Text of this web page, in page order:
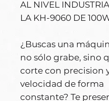
AL NIVEL
LA KH-9060 DE
¿Buscas una
no sólo grabe, sino
corte con precision
velocidad de forma
constante? Te